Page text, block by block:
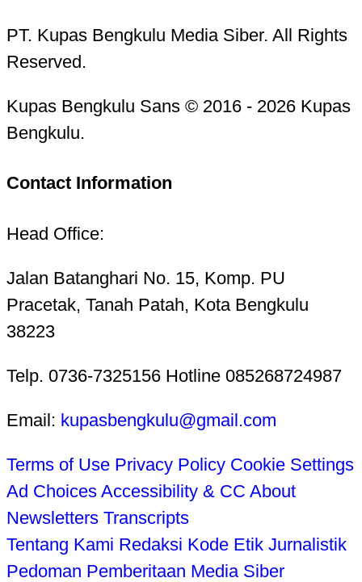
PT. Kupas Bengkulu Media Siber. All Rights
Reserved.
Kupas Bengkulu Sans © 2016 - 2026 Kupas
Bengkulu.
Contact Information
Head Office:
Jalan Batanghari No. 15, Komp. PU
Pracetak, Tanah Patah, Kota Bengkulu
38223
Telp. 0736-7325156 Hotline 085268724987
Email: kupasbengkulu@gmail.com
Terms of Use Privacy Policy Cookie Settings
Ad Choices Accessibility & CC About
Newsletters Transcripts
Tentang Kami Redaksi Kode Etik Jurnalistik
Pedoman Pemberitaan Media Siber